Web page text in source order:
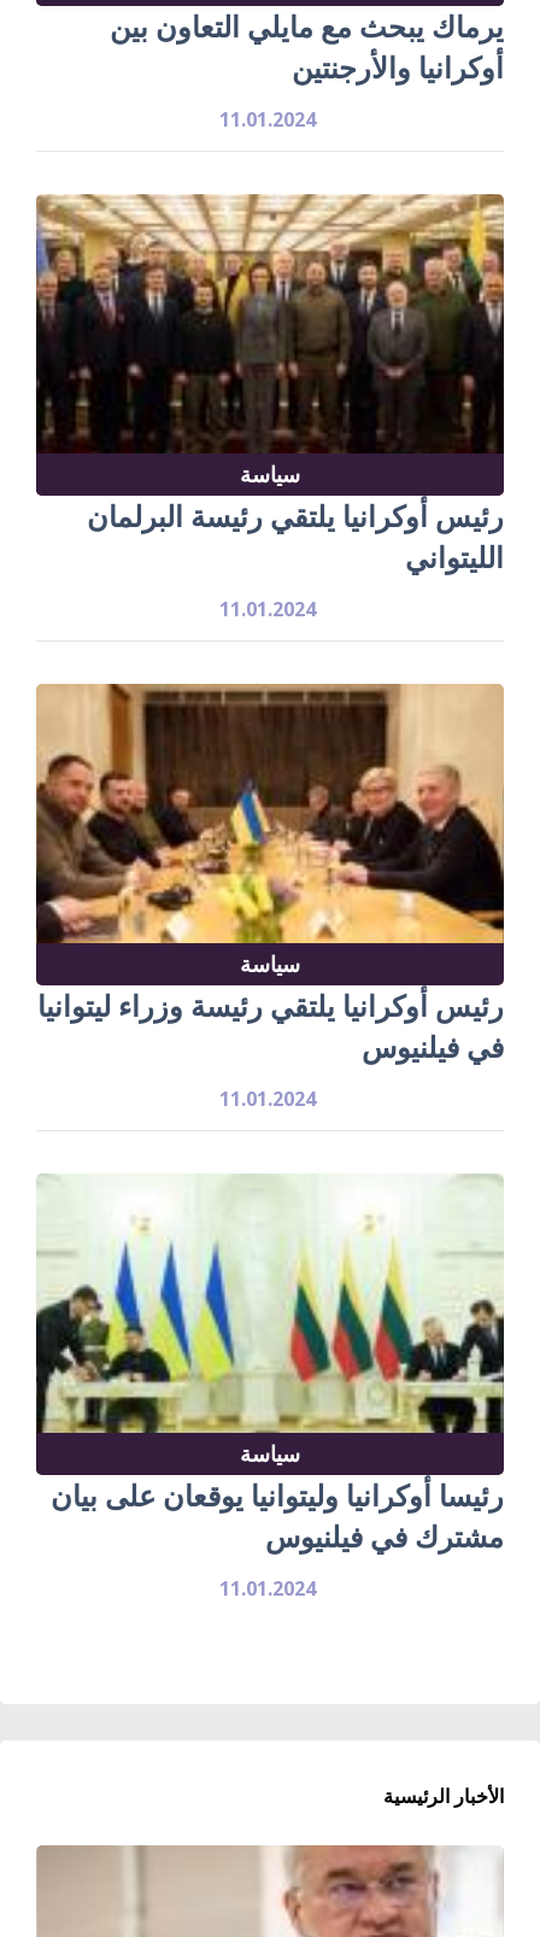
يرماك يبحث مع مايلي التعاون بين
أوكرانيا والأرجنتين
11.01.2024
سياسة
رئيس أوكرانيا يلتقي رئيسة البرلمان
الليتواني
11.01.2024
سياسة
رئيس أوكرانيا يلتقي رئيسة وزراء ليتوانيا
في فيلنيوس
11.01.2024
سياسة
رئيسا أوكرانيا وليتوانيا يوقعان على بيان
مشترك في فيلنيوس
11.01.2024
الأخبار الرئيسية